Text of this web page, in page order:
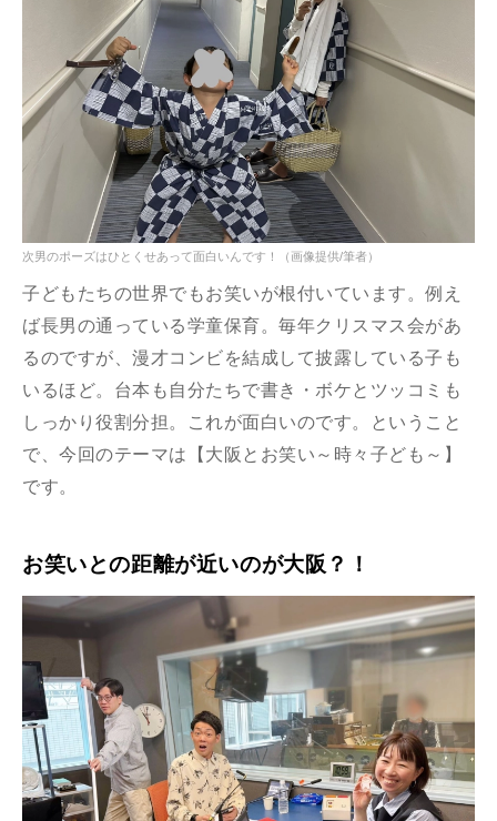
次男のポーズはひとくせあって面白いんです！（画像提供/筆者）
子どもたちの世界でもお笑いが根付いています。例え
ば長男の通っている学童保育。毎年クリスマス会があ
るのですが、漫才コンビを結成して披露している子も
いるほど。台本も自分たちで書き・ボケとツッコミも
しっかり役割分担。これが面白いのです。ということ
で、今回のテーマは【大阪とお笑い～時々子ども～】
です。
お笑いとの距離が近いのが大阪？！